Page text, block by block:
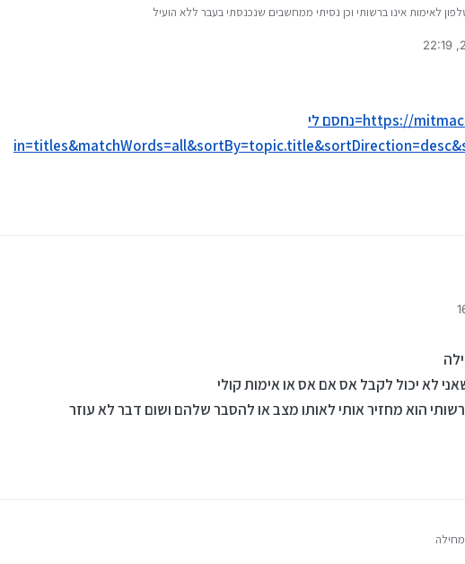
לאימות אינו ברשותי וכן נסיתי ממחשבים שנכנסתי בעבר ללא הועיל
ידי
https://mitmachim.top/search?term=נחסם לי
לא יכול לקבל אס אם אס או אימות קולי
הוא מחזיר אותי לאותו מצב או להסבר שלהם ושום דבר לא עוזר